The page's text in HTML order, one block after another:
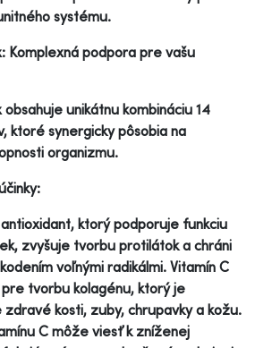
systému.
Komplexná podpora pre vašu
unikátnu kombináciu 14
ktoré synergicky pôsobia na
organizmu.
antioxidant, ktorý podporuje funkciu
zvyšuje tvorbu protilátok a chráni
voľnými radikálmi. Vitamín C
tvorbu kolagénu, ktorý je
kosti, zuby, chrupavky a kožu.
C môže viesť k zníženej